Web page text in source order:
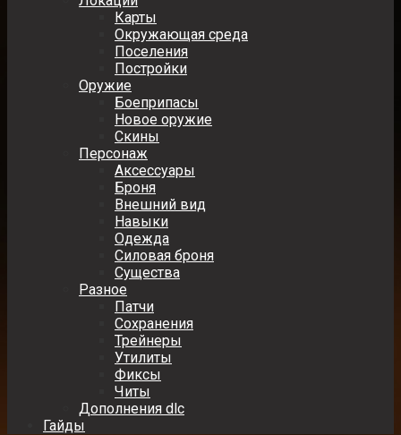
Карты
Окружающая среда
Поселения
Постройки
Оружие
Боеприпасы
Новое оружие
Скины
Персонаж
Аксессуары
Броня
Внешний вид
Навыки
Одежда
Силовая броня
Существа
Разное
Патчи
Сохранения
Трейнеры
Утилиты
Фиксы
Читы
Дополнения dlc
Гайды